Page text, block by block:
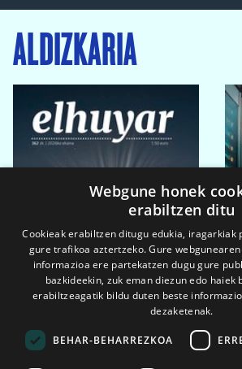
ALDIZKARIA
Webgune honek
erabiltzen ditu
Cookieak erabiltzen ditugu edukia, iragarkiak
gure trafikoa aztertzeko. Gure
informazioa ere partekatzen dugu gure
bazkideekin, zuk eman diezun edo haiek
erabiltzeagatik bildu duten beste
dezaketenak.
BEHAR-BEHARREZKOA